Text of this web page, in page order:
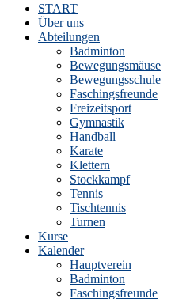
START
Über uns
Abteilungen
Badminton
Bewegungsmäuse
Bewegungsschule
Faschingsfreunde
Freizeitsport
Gymnastik
Handball
Karate
Klettern
Stockkampf
Tennis
Tischtennis
Turnen
Kurse
Kalender
Hauptverein
Badminton
Faschingsfreunde